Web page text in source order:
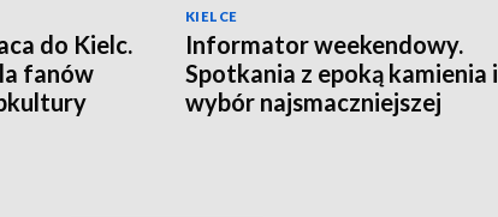
do Kielc.
fanów
KIELCE
Informator weekendowy.
Spotkania z epoką kamienia i
wybór najsmaczniejszej